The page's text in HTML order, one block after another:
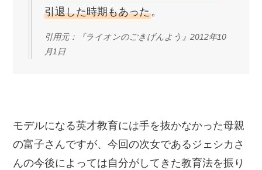
引退した時期もあった。
引用元：『ライオンのごきげんよう』2012年10
月1日
モデルになる英才教育には手を抜かなかった母親
の富子さんですが、今回の次女であるジェシカさ
んの今後によっては自分がしてきた教育法を振り